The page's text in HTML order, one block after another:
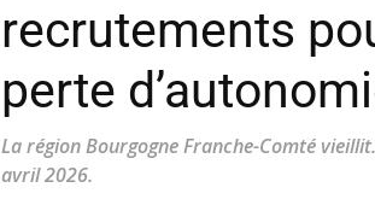
recrutements
perte
La région Bourgogne Franche-Comté vieillit.
avril 2026.